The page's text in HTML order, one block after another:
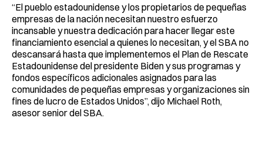
“El pueblo estadounidense y los propietarios de pequeñas
empresas de la nación necesitan nuestro esfuerzo
incansable y nuestra dedicación para hacer llegar este
financiamiento esencial a quienes lo necesitan, y el SBA no
descansará hasta que implementemos el Plan de Rescate
Estadounidense del presidente Biden y sus programas y
fondos específicos adicionales asignados para las
comunidades de pequeñas empresas y organizaciones sin
fines de lucro de Estados Unidos”, dijo Michael Roth,
asesor senior del SBA.